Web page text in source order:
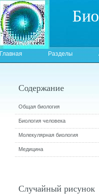
Главная Разделы
Содержание
Общая биология
Биология человека
Молекулярная биология
Медицина
Случайный рисунок